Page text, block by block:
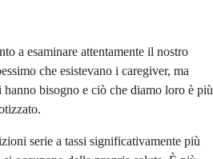
a esaminare attentamente il nostro
che esistevano i caregiver, ma
bisogno e ciò che diamo loro è più
serie a tassi significativamente più